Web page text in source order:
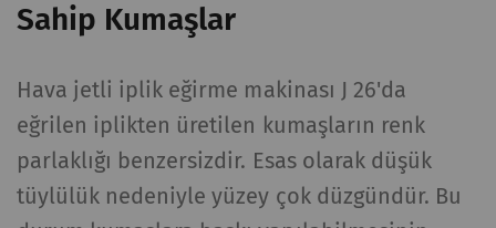
Sahip Kumaşlar
Hava jetli iplik eğirme makinası J 26'da
eğrilen iplikten üretilen kumaşların renk
parlaklığı benzersizdir. Esas olarak düşük
tüylülük nedeniyle yüzey çok düzgündür. Bu